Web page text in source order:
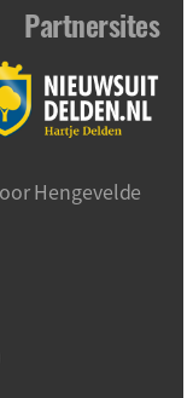
Partnersites
Hengevelde